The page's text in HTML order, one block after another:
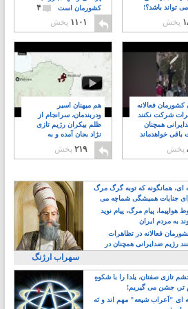
کشورمان است
۴
۱۱۰۱ پخش
تواند باشد؟!
پخش
هم میهنان اسیر
ودربندمان، سرانجام از
ظلم بیکران رژیم تازی
نژاد بجان آمده و به
۲۱۹ پخش
کشورمان فعالانه
شرکت نکنند
همچنان
باقی خواهدماند
پخش
ای، همانگونه که توبه گرگ مرگ
جنایات همیشگی شماچه می
هواپیما، پیام مرگ، پیام نوید
به مردم ایران
فعالانه در تظاهرات
رژیم ضدایرانی همچنان در
خواهدماند
سهراب ارژنگ
تازی صفتان، یلدا را با شکوهِ
تر، جشن می گیریم!
ای "اَعراب شیعه" مهم اند و نَه